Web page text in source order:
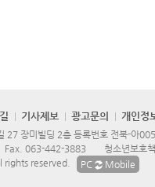
기사제보 광고문의 개인정
27 장미빌딩 2층 등록번호 전북-아
Fax. 063-442-3883 청소년보호
rights reserved.
PC Mobile